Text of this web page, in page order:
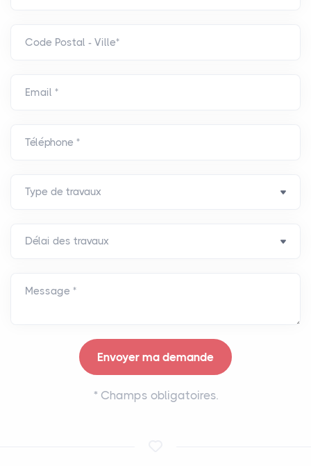
Code Postal - Ville*
Email *
Téléphone *
Message *
*Champs obligatoires.